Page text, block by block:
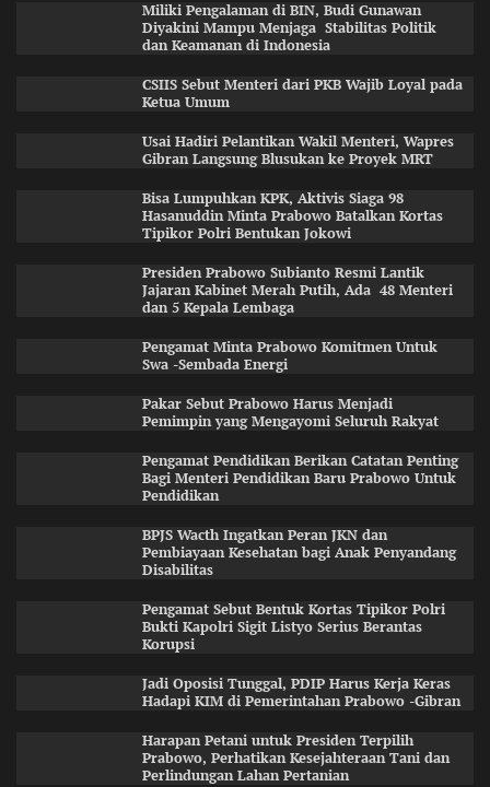
Miliki Pengalaman di BIN, Budi Gunawan
Diyakini Mampu Menjaga Stabilitas Politik
dan Keamanan di Indonesia
CSIIS Sebut Menteri dari PKB Wajib Loyal pada
Ketua Umum
Usai Hadiri Pelantikan Wakil Menteri, Wapres
Gibran Langsung Blusukan ke Proyek MRT
Bisa Lumpuhkan KPK, Aktivis Siaga 98
Hasanuddin Minta Prabowo Batalkan Kortas
Tipikor Polri Bentukan Jokowi
Presiden Prabowo Subianto Resmi Lantik
Jajaran Kabinet Merah Putih, Ada 48 Menteri
dan 5 Kepala Lembaga
Pengamat Minta Prabowo Komitmen Untuk
Swa -Sembada Energi
Pakar Sebut Prabowo Harus Menjadi
Pemimpin yang Mengayomi Seluruh Rakyat
Pengamat Pendidikan Berikan Catatan Penting
Bagi Menteri Pendidikan Baru Prabowo Untuk
Pendidikan
BPJS Wacth Ingatkan Peran JKN dan
Pembiayaan Kesehatan bagi Anak Penyandang
Disabilitas
Pengamat Sebut Bentuk Kortas Tipikor Polri
Bukti Kapolri Sigit Listyo Serius Berantas
Korupsi
Jadi Oposisi Tunggal, PDIP Harus Kerja Keras
Hadapi KIM di Pemerintahan Prabowo -Gibran
Harapan Petani untuk Presiden Terpilih
Prabowo, Perhatikan Kesejahteraan Tani dan
Perlindungan Lahan Pertanian